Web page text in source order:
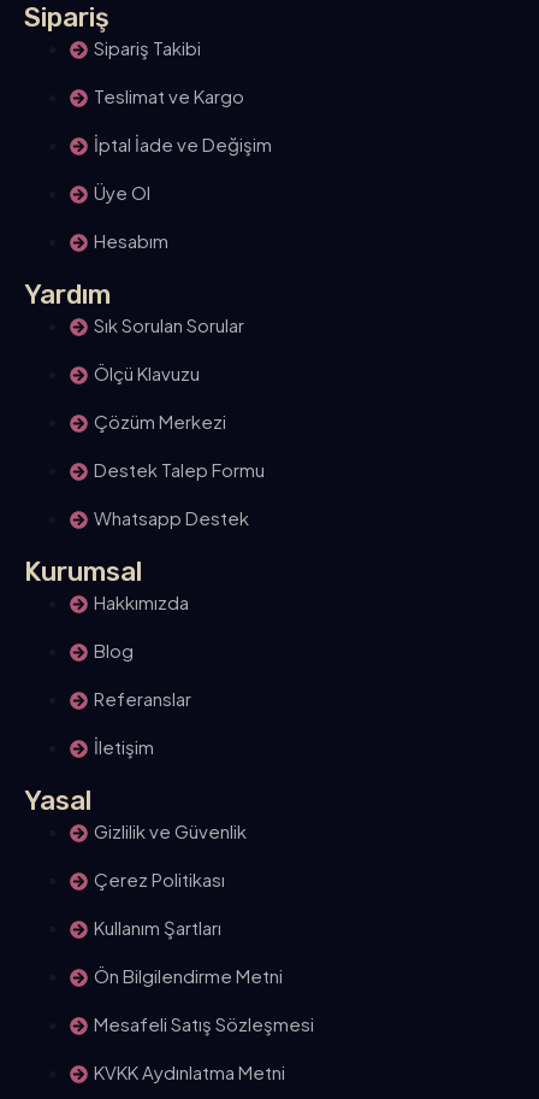
Sipariş
Sipariş Takibi
Teslimat ve Kargo
İptal İade ve Değişim
Üye Ol
Hesabım
Yardım
Sık Sorulan Sorular
Ölçü Klavuzu
Çözüm Merkezi
Destek Talep Formu
Whatsapp Destek
Kurumsal
Hakkımızda
Blog
Referanslar
İletişim
Yasal
Gizlilik ve Güvenlik
Çerez Politikası
Kullanım Şartları
Ön Bilgilendirme Metni
Mesafeli Satış Sözleşmesi
KVKK Aydınlatma Metni